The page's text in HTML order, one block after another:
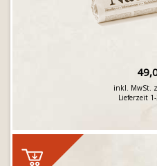
inkl. MwSt.
Lieferzeit